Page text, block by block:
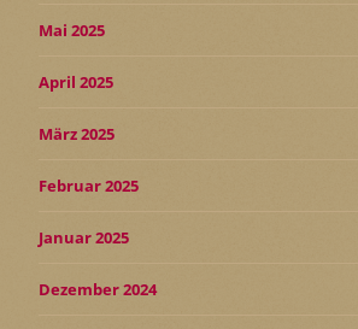
Mai 2025
April 2025
März 2025
Februar 2025
Januar 2025
Dezember 2024